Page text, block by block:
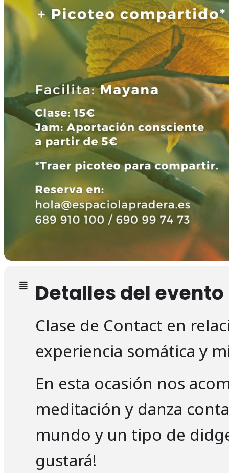
Detalles del evento
Clase de Contact en
experiencia somática y
En esta ocasión nos
meditación y danza
mundo y un tipo de
gustará!